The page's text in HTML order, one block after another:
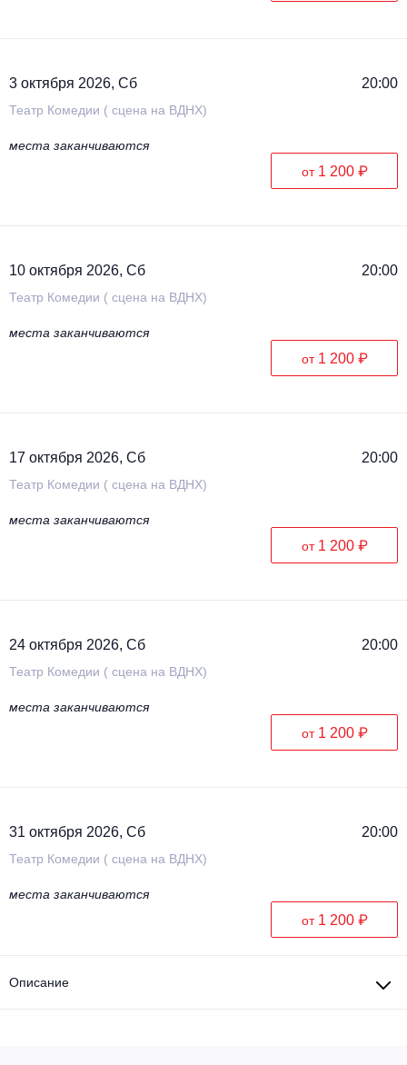
3 октября 2026, Сб 20:00
Театр Комедии ( сцена на ВДНХ)
места заканчиваются
от 1 200 ₽
10 октября 2026, Сб 20:00
Театр Комедии ( сцена на ВДНХ)
места заканчиваются
от 1 200 ₽
17 октября 2026, Сб 20:00
Театр Комедии ( сцена на ВДНХ)
места заканчиваются
от 1 200 ₽
24 октября 2026, Сб 20:00
Театр Комедии ( сцена на ВДНХ)
места заканчиваются
от 1 200 ₽
31 октября 2026, Сб 20:00
Театр Комедии ( сцена на ВДНХ)
места заканчиваются
от 1 200 ₽
Описание